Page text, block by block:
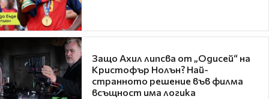
Защо Ахил липсва от „Одисей“ на
Кристофър Нолън? Най-
странното решение във филма
всъщност има логика